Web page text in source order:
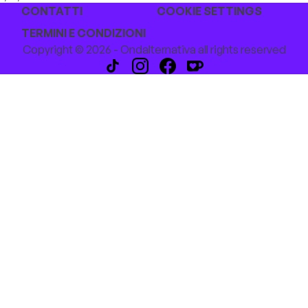
CONTATTI
COOKIE SETTINGS
TERMINI E CONDIZIONI
Copyright © 2026 - Ondalternativa all rights reserved